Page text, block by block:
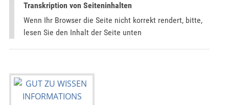
Transkription von Seiteninhalten
Wenn Ihr Browser die Seite nicht korrekt rendert, bitte,
lesen Sie den Inhalt der Seite unten